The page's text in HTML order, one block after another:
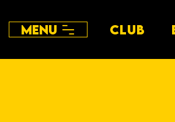
Menu CLUB